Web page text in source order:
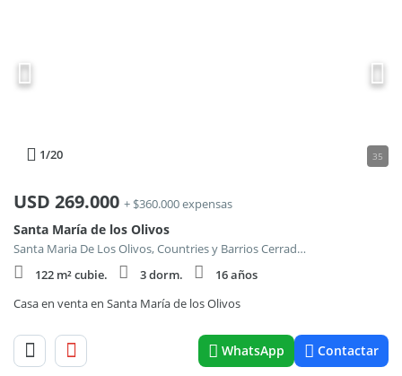
1/20 35
USD 269.000 + $360.000 expensas
Santa María de los Olivos
Santa Maria De Los Olivos, Countries y Barrios Cerrados en Malvinas Argentinas
122 m² cubie.
3 dorm.
16 años
Casa en venta en Santa María de los Olivos
WhatsApp Contactar